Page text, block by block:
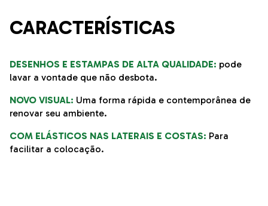
CARACTERÍSTICAS
DESENHOS E ESTAMPAS DE ALTA QUALIDADE: pode
lavar a vontade que não desbota.
NOVO VISUAL: Uma forma rápida e contemporânea de
renovar seu ambiente.
COM ELÁSTICOS NAS LATERAIS E COSTAS: Para
facilitar a colocação.